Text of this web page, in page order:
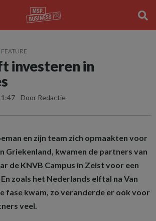
FEATURE
investeren in
Door Redactie
en zijn team zich opmaakten voor
Griekenland, kwamen de partners van
de KNVB Campus in Zeist voor een
zoals het Nederlands elftal na Van
fase kwam, zo veranderde er ook voor
veel.